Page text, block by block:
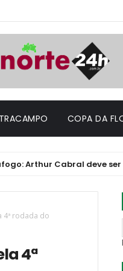
COPA DA
Cabral deve ser titular
4ª rodada do
4ª